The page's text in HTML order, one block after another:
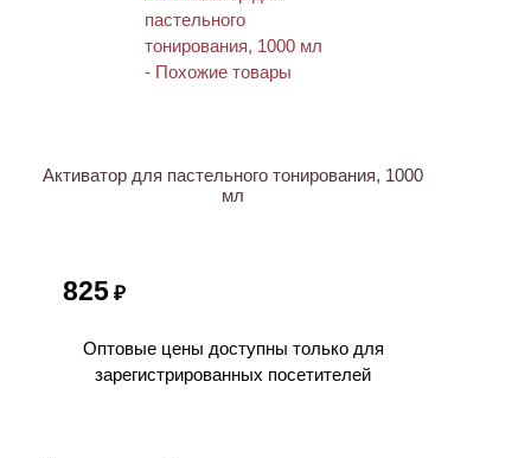
Активатор для пастельного тонирования, 1000
мл
825 ₽
Оптовые цены доступны только для
зарегистрированных посетителей